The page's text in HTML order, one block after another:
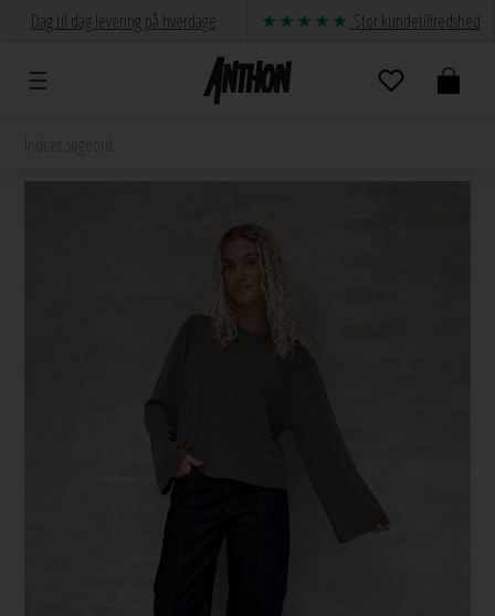
Dag til dag levering på hverdage Stor kundetilfredshed